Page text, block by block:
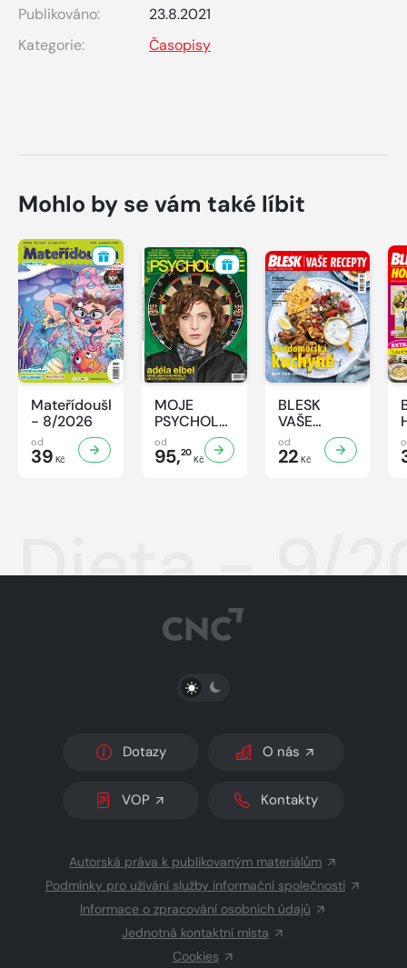
Publikováno:
23.8.2021
Kategorie:
Časopisy
Mohlo by se vám také líbit
Mateřídouška
- 8/2026
od
39 Kč
MOJE
PSYCHOLOGIE
- 8/2026
od
95,20
Kč
BLESK
VAŠE
RECEPTY -
8/2026
od
22 Kč
Dieta - 9/
PŘEPNOUT SVĚTLÝ/TMAVÝ REŽIM
Dotazy O nás
VOP Kontakty
Autorská práva k publikovaným materiálům
Podmínky pro užívání služby informační společnosti
Informace o zpracování osobních údajů
Jednotná kontaktní místa
Cookies